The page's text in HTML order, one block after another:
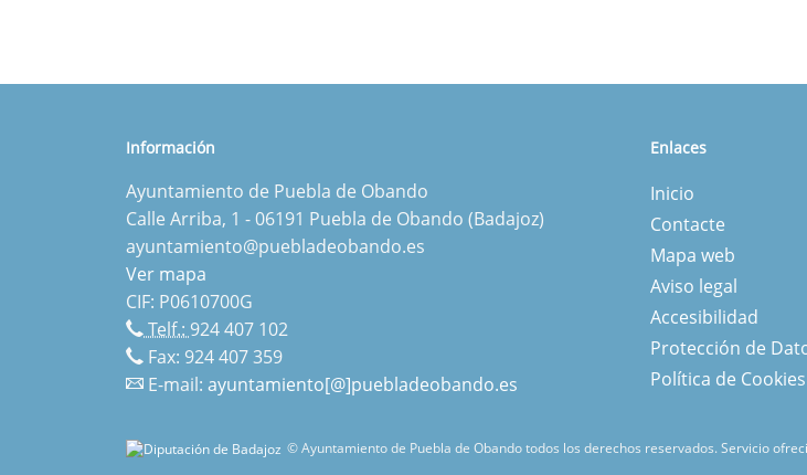
Información
Ayuntamiento de Puebla de Obando
Calle Arriba, 1 - 06191 Puebla de Obando (Badajoz)
ayuntamiento@puebladeobando.es
Ver mapa
CIF: P0610700G
Telf.:924 407 102
Fax: 924 407 359
E-mail: ayuntamiento[@]puebladeobando.es
Enlaces
Inicio
Contacte
Mapa web
Aviso legal
Accesibilidad
Protección de
Política de Cookies
© Ayuntamiento de Puebla de Obando todos los derechos reservados.Servicio